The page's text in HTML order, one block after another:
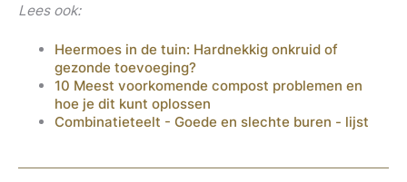
Lees ook:
Heermoes in de tuin: Hardnekkig onkruid of
gezonde toevoeging?
10 Meest voorkomende compost problemen en
hoe je dit kunt oplossen
Combinatieteelt - Goede en slechte buren - lijst